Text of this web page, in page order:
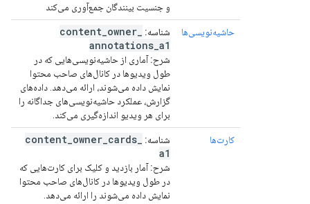
و جنسیت بینندگان جمع‌آوری می‌کند
حاشیه‌نویسی‌ها شناسه: content owner
annotations a1
شرح:آماری از حاشیه‌نویسی‌هایی که در
طول ویدیوها در کانال‌های صاحب محتوا
نمایش داده می‌شوند، ارائه می‌دهد. داده‌های
گزارش، عملکرد حاشیه‌نویسی‌های جداگانه را
برای هر ویدیو اندازه‌گیری می‌کند.
کارت‌ها شناسه: content owner cards
a1
شرح:آمار بازدید و کلیک برای کارت‌هایی که
در طول ویدیوها در کانال‌های صاحب محتوا
نمایش داده می‌شوند را ارائه می‌دهد.